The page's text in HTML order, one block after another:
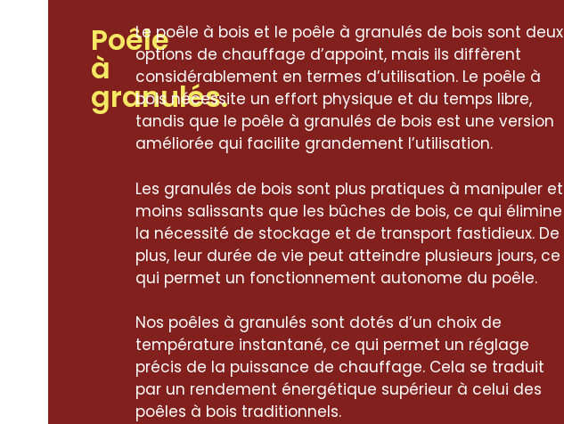
Poêle
à
granulés.
Le poêle à bois et le poêle à granulés de bois sont deux
options de chauffage d’appoint, mais ils diffèrent
considérablement en termes d’utilisation. Le poêle à
bois nécessite un effort physique et du temps libre,
tandis que le poêle à granulés de bois est une version
améliorée qui facilite grandement l’utilisation.
Les granulés de bois sont plus pratiques à manipuler et
moins salissants que les bûches de bois, ce qui élimine
la nécessité de stockage et de transport fastidieux. De
plus, leur durée de vie peut atteindre plusieurs jours, ce
qui permet un fonctionnement autonome du poêle.
Nos poêles à granulés sont dotés d’un choix de
température instantané, ce qui permet un réglage
précis de la puissance de chauffage. Cela se traduit
par un rendement énergétique supérieur à celui des
poêles à bois traditionnels.